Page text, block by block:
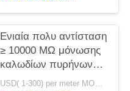
Ενιαία πολυ αντίσταση
≥ 10000 MΩ μόνωσης
καλωδίων πυρήνων
υψηλής θερμοκρασίαςUSD( 1-300) per meter MOQ:1000M